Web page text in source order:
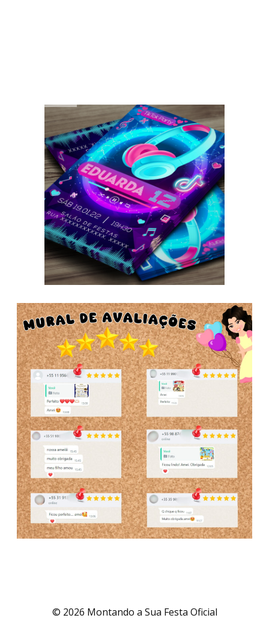
© 2026 Montando a Sua Festa Oficial